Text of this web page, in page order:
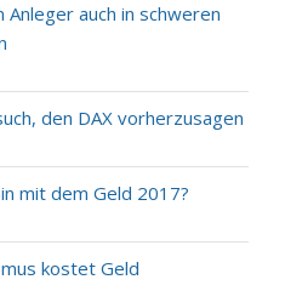
Anleger auch in schweren
den DAX vorherzusagen
mit dem Geld 2017?
kostet Geld